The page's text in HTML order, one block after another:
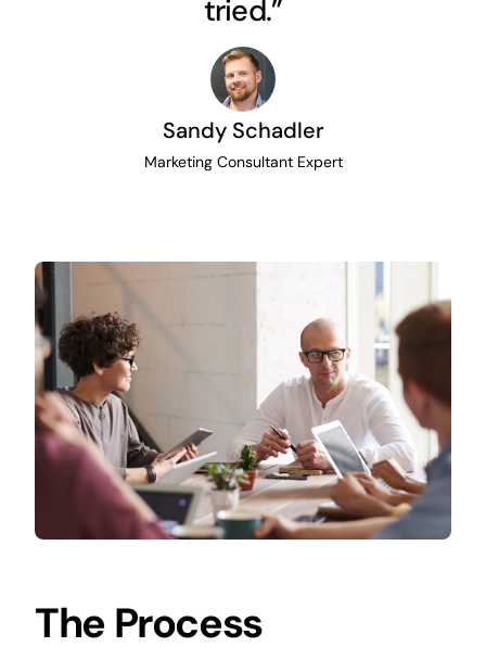
tried.”
Sandy Schadler
Marketing Consultant Expert
The Process